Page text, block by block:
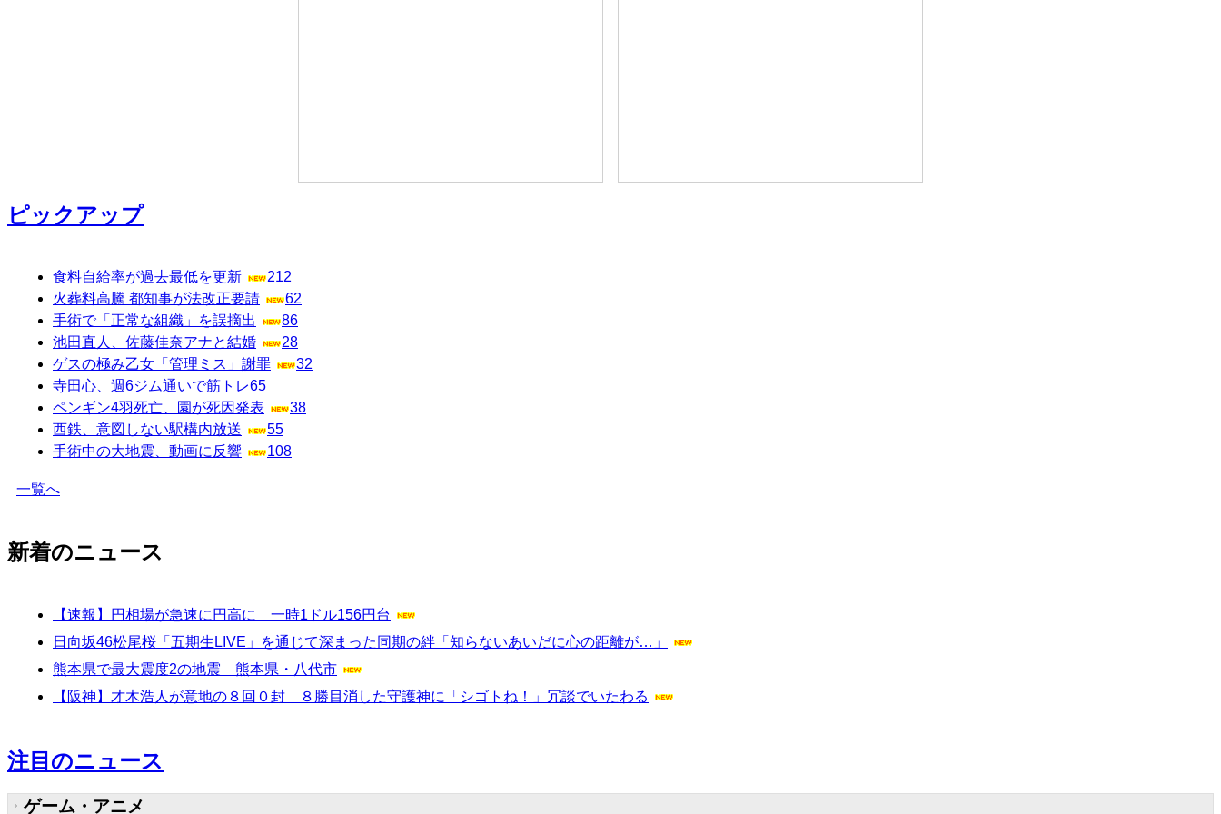
ピックアップ
食料自給率が過去最低を更新
212
火葬料高騰 都知事が法改正要請
62
手術で「正常な組織」を誤摘出
86
池田直人、佐藤佳奈アナと結婚
28
ゲスの極み乙女「管理ミス」謝罪
32
寺田心、週6ジム通いで筋トレ65
ペンギン4羽死亡、園が死因発表
38
西鉄、意図しない駅構内放送
55
手術中の大地震、動画に反響
108
一覧へ
新着のニュース
【速報】円相場が急速に円高に 一時1ドル156円台
日向坂46松尾桜「五期生LIVE」を通じて深まった同期の絆「知らないあいだに心の距離が…」
熊本県で最大震度2の地震 熊本県・八代市
【阪神】才木浩人が意地の８回０封 ８勝目消した守護神に「シゴトね！」冗談でいたわる
注目のニュース
ゲーム・アニメ